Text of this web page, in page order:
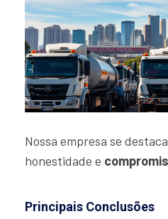
Nossa empresa se
honestidade e
Principais Conclusões